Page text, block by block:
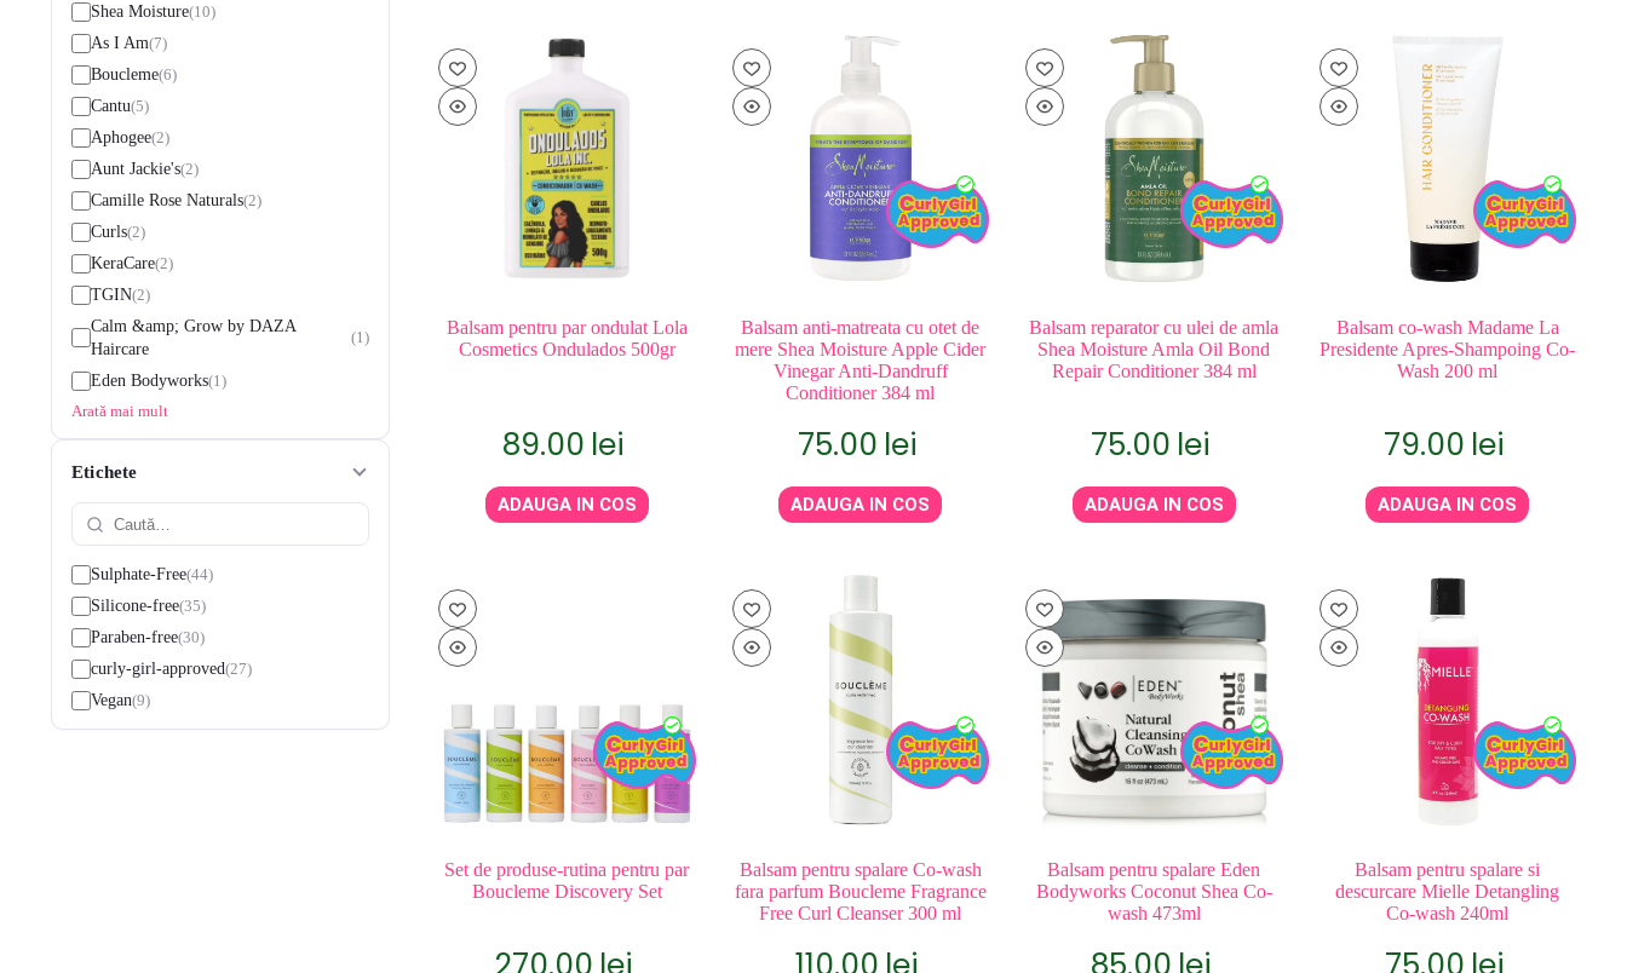
Shea Moisture 10
As I Am 7
Boucleme 6
Cantu 5
Aphogee 2
Aunt Jackie's 2
Camille Rose Naturals 2
Curls 2
KeraCare 2
TGIN 2
Calm &amp; Grow by DAZA
Haircare
1
Eden Bodyworks 1
Arată mai mult
Etichete
Sulphate-Free 44
Silicone-free 35
Paraben-free 30
curly-girl-approved 27
Vegan 9
Balsam pentru par ondulat Lola
Cosmetics Ondulados 500gr
89.00 lei
ADAUGA IN COS
Balsam anti-matreata cu otet de
mere Shea Moisture Apple Cider
Vinegar Anti-Dandruff
Conditioner 384 ml
75.00 lei
ADAUGA IN COS
Balsam reparator cu ulei de amla
Shea Moisture Amla Oil Bond
Repair Conditioner 384 ml
75.00 lei
ADAUGA IN COS
Balsam co-wash Madame La
Presidente Apres-Shampoing Co-
Wash 200 ml
79.00 lei
ADAUGA IN COS
Set de produse-rutina pentru par
Boucleme Discovery Set
Balsam pentru spalare Co-wash
fara parfum Boucleme Fragrance
Free Curl Cleanser 300 ml
Balsam pentru spalare Eden
Bodyworks Coconut Shea Co-
wash 473ml
Balsam pentru spalare si
descurcare Mielle Detangling
Co-wash 240ml